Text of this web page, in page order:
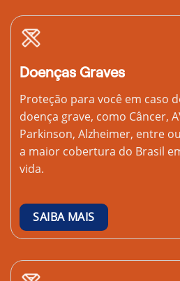
Doenças Graves
Proteção para você em caso
doença grave, como Câncer,
Parkinson, Alzheimer, entre
a maior cobertura do Brasil
vida.
SAIBA MAIS